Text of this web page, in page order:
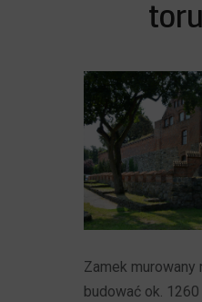
Zamek
budować ok. 1260